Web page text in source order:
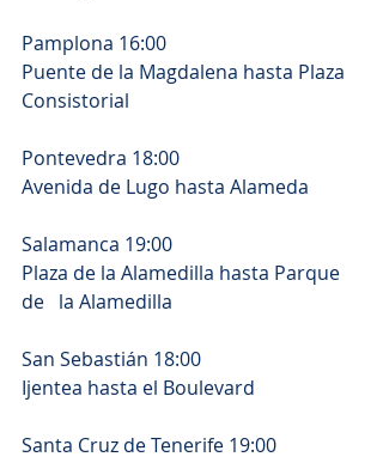
Pamplona 16:00
Puente de la Magdalena hasta Plaza
Consistorial
Pontevedra 18:00
Avenida de Lugo hasta Alameda
Salamanca 19:00
Plaza de la Alamedilla hasta Parque
de   la Alamedilla
San Sebastián 18:00
Ijentea hasta el Boulevard
Santa Cruz de Tenerife 19:00